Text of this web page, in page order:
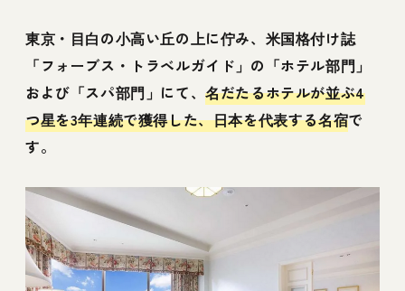
東京・目白の小高い丘の上に佇み、米国格付け誌
「フォーブス・トラベルガイド」の「ホテル部門」
および「スパ部門」にて、名だたるホテルが並ぶ4
つ星を3年連続で獲得した、日本を代表する名宿で
す。